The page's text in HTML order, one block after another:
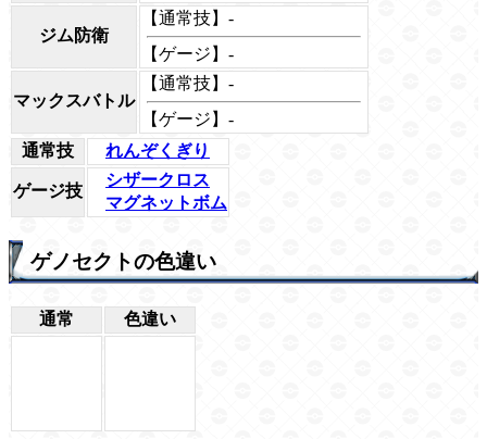
ジム防衛
【通常技】-
【ゲージ】-
マックスバトル
【通常技】-
【ゲージ】-
通常技
れんぞくぎり
ゲージ技
シザークロス
マグネットボム
ゲノセクトの色違い
通常 色違い